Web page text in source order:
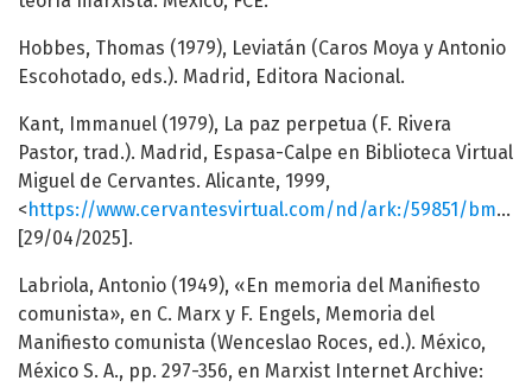
Hobbes, Thomas (1979), Leviatán (Caros Moya y Antonio
Escohotado, eds.). Madrid, Editora Nacional.
Kant, Immanuel (1979), La paz perpetua (F. Rivera
Pastor, trad.). Madrid, Espasa-Calpe en Biblioteca Virtual
Miguel de Cervantes. Alicante, 1999,
<https://www.cervantesvirtual.com/nd/ark:/59851/bmchd7r6
[29/04/2025].
Labriola, Antonio (1949), «En memoria del Manifiesto
comunista», en C. Marx y F. Engels, Memoria del
Manifiesto comunista (Wenceslao Roces, ed.). México,
México S. A., pp. 297-356, en Marxist Internet Archive: